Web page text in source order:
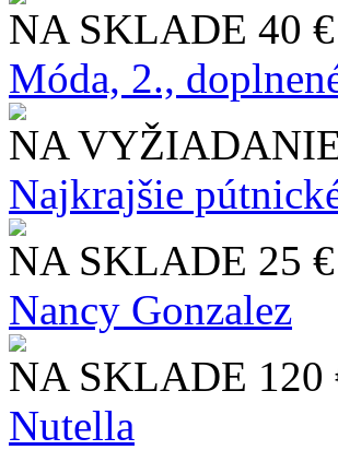
NA SKLADE 40 €
Móda, 2.,
NA
Najkrajšie
NA SKLADE 25 €
Nancy Gonzalez
NA SKLADE 120
Nutella